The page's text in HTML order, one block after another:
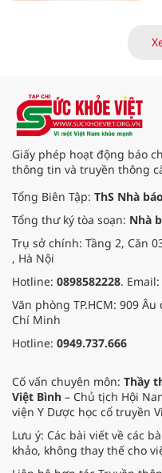
Giấy phép hoạt động báo
thông tin và truyền thông
Tổng Biên Tập: ThS Nhà
Tổng thư ký tòa soạn: Nhà
Trụ sở chính: Tầng 2, Căn
, Hà Nội
Hotline: 0898582228. Email:
Văn phòng TP.HCM: 909
Chí Minh
Hotline: 0949.737.666
Cố vấn chuyên môn: Thầy
Việt Bình – Chủ tịch Hội
viện Y Dược học cổ truyền
Lưu ý: Các bài viết về các
khảo, không thay thế cho